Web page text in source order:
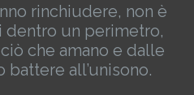
rinchiudere, non è
un perimetro,
che amano e dalle
all’unisono.